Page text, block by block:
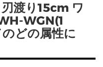
渡り15cm ワ
WGN(1
どの属性に